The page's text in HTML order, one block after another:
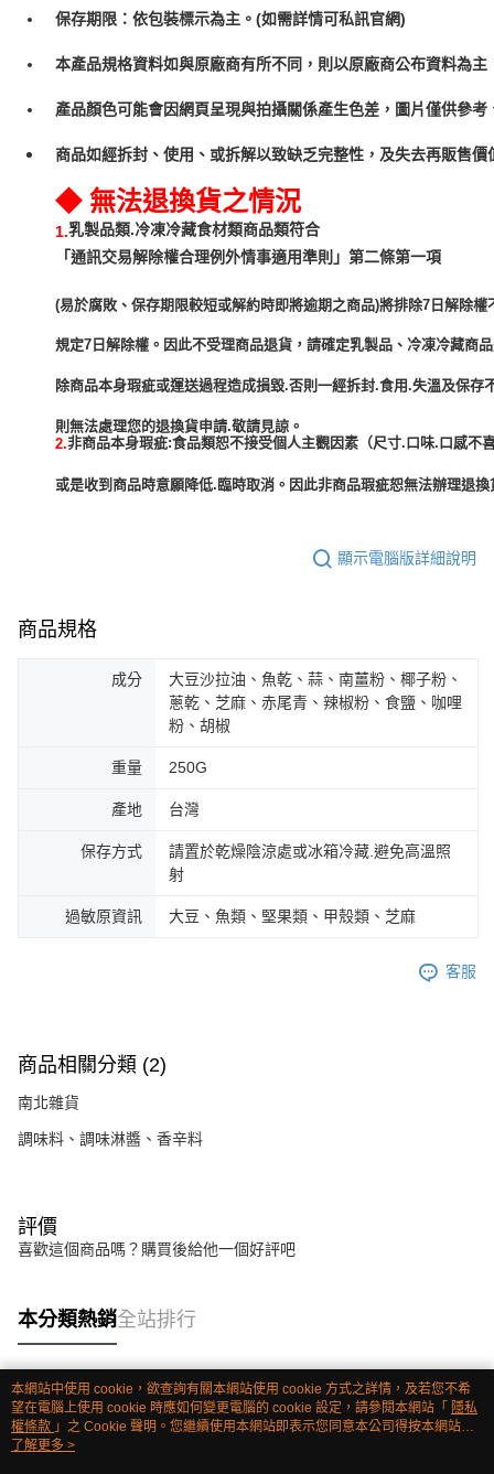
保存期限：依包裝標示為主。(如需詳情可私訊官網)
本產品規格資料如與原廠商有所不同，則以原廠商公布資料為主
產品顏色可能會因網頁呈現與拍攝關係產生色差，圖片僅供參
商品如經拆封、使用、或拆解以致缺乏完整性，及失去再販售
◆ 無法退換貨之情況
1.乳製品類.冷凍冷藏食材類商品類符合
「通訊交易解除權合理例外情事適用準則」第二條第一項
(易於腐敗、保存期限較短或解約時即將逾期之商品)將排除7日解除權
規定7日解除權。因此不受理商品退貨，請確定乳製品、冷凍冷藏商
除商品本身瑕疵或運送過程造成損毀.否則一經拆封.食用.失溫及保存
2.非商品本身瑕疵:食品類恕不接受個人主觀因素（尺寸.口味.口感不
或是收到商品時意願降低.臨時取消。因此非商品瑕疵恕無法辦理退
顯示電腦版詳細說明
商品規格
成分
大豆沙拉油、魚乾、蒜、南薑粉、椰子粉、
蔥乾、芝麻、赤尾青、辣椒粉、食鹽、咖哩
粉、胡椒
重量 250G
產地 台灣
保存方式
請置於乾燥陰涼處或冰箱冷藏.避免高溫照
射
過敏原資訊 大豆、魚類、堅果類、甲殼類、芝麻
客服
商品相關分類 (2)
南北雜貨
調味料、調味淋醬、香辛料
評價
喜歡這個商品嗎？購買後給他一個好評吧
本分類熱銷全站排行
熱門標籤
本網站中使用 cookie，欲查詢有關本網站使用 cookie 方式之詳情，及若您不希
望在電腦上使用 cookie 時應如何變更電腦的 cookie 設定，請參閱本網站「 隱私
權條款 」之 Cookie 聲明。您繼續使用本網站即表示您同意本公司得按本網站使
用條款之 Cookie 聲明使用 cookie。
了解更多 >